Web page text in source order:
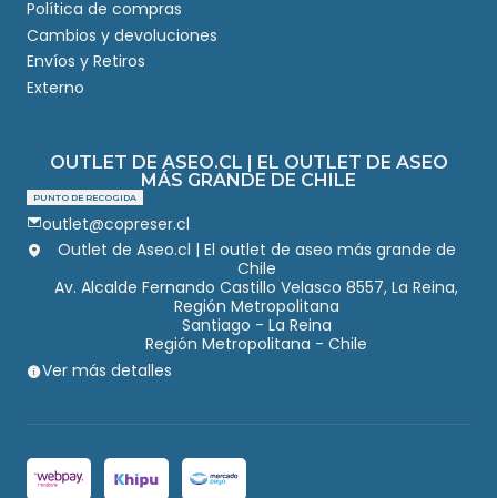
Política de compras
Cambios y devoluciones
Envíos y Retiros
Externo
OUTLET DE ASEO.CL | EL OUTLET DE ASEO
MÁS GRANDE DE CHILE
PUNTO DE RECOGIDA
outlet@copreser.cl
Outlet de Aseo.cl | El outlet de aseo más grande de
Chile
Av. Alcalde Fernando Castillo Velasco 8557, La Reina,
Región Metropolitana
Santiago - La Reina
Región Metropolitana - Chile
Ver más detalles